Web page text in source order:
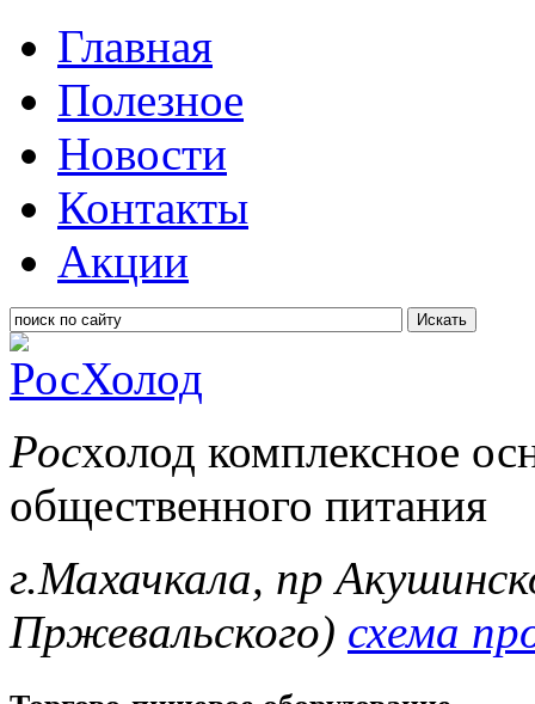
Главная
Полезное
Новости
Контакты
Акции
Искать
Росхолод комплексное
общественного питания
г.Махачкала, пр
Пржевальского) схема